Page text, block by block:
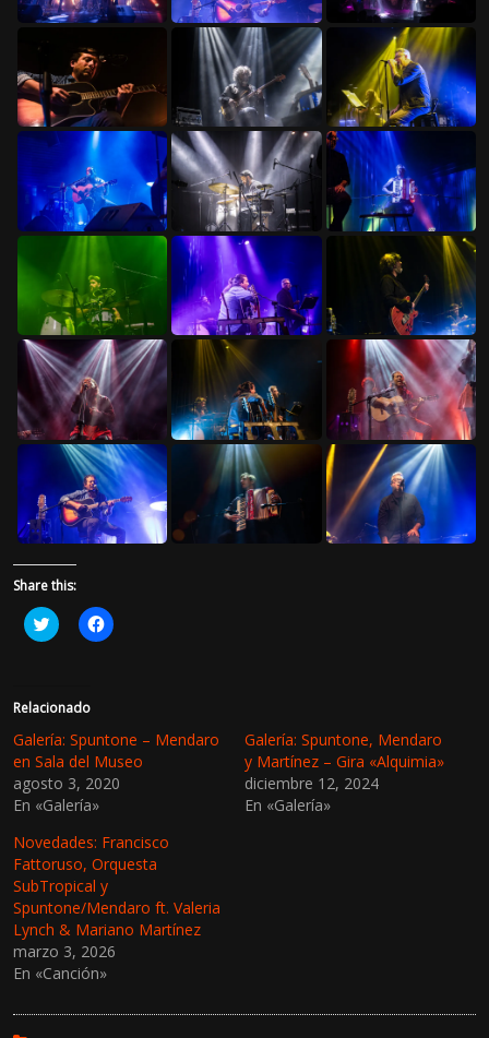
Share this:
H
a
c
a
r
a
c
o
m
a
r
t
r
e
n
T
w
i
t
r
H
a
a
r
a
c
o
a
r
t
r
e
n
F
a
c
e
o
Relacionado
Galería: Spuntone – Mendaro
en Sala del Museo
agosto 3, 2020
En «Galería»
Galería: Spuntone, Mendaro
y Martínez – Gira «Alquimia»
diciembre 12, 2024
En «Galería»
Novedades: Francisco
Fattoruso, Orquesta
SubTropical y
Spuntone/Mendaro ft. Valeria
Lynch & Mariano Martínez
marzo 3, 2026
En «Canción»